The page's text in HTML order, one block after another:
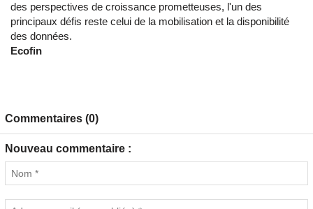
des perspectives de croissance prometteuses, l'un des
principaux défis reste celui de la mobilisation et la disponibilité
des données.
Ecofin
Commentaires (0)
Nouveau commentaire :